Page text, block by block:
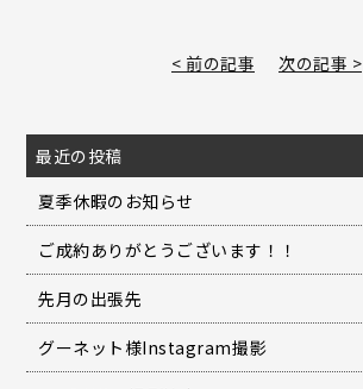
< 前の記事 次の記事 >
最近の投稿
夏季休暇のお知らせ
ご成約ありがとうございます！！
先月の出張先
グーネット様Instagram撮影